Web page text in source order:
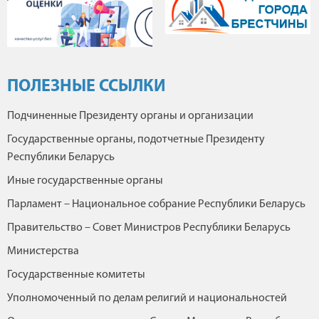
ПОЛЕЗНЫЕ ССЫЛКИ
Подчиненные Президенту органы и организации
Государственные органы, подотчетные Президенту
Республики Беларусь
Иные государственные органы
Парламент – Национальное собрание Республики Беларусь
Правительство – Совет Министров Республики Беларусь
Министерства
Государственные комитеты
Уполномоченный по делам религий и национальностей